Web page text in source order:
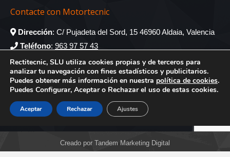
Contacte con Motortecnic
Dirección: C/ Pujadeta del Sord, 15 46960 Aldaia, Valencia
Teléfono: 963 97 57 43
recambios@rectitecnic.com
administracion@rectitecnic.com
Encuéntranos en:
Facebook
Twitter
Creado por Tandem Marketing Digital
Rectitecnic, SLU utiliza cookies propias y de terceros para
analizar tu navegación con fines estadísticos y publicitarios.
Puedes obtener más información en nuestra política de cookies.
Puedes Configurar, Aceptar o Rechazar el uso de estas cookies.
Aceptar Rechazar Ajustes